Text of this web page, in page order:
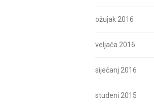
ožujak 2016
veljača 2016
siječanj 2016
studeni 2015